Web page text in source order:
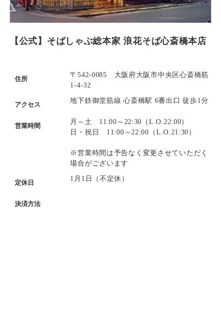
【公式】そばしゃぶ総本家 浪花そば心斎橋本店
住所
〒542-0085 大阪府大阪市中央区心斎橋筋
1-4-32
アクセス
地下鉄御堂筋線 心斎橋駅 6番出口 徒歩1分
営業時間
月～土 11:00～22:30（L.O.22:00）
日・祝日 11:00～22:00（L.O.21:30）
※営業時間は予告なく変更させていただく
場合がございます
定休日
1月1日（不定休）
決済方法